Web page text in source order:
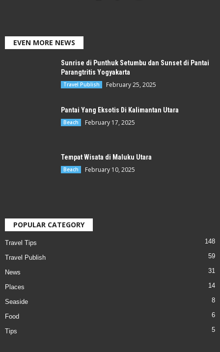
EVEN MORE NEWS
Sunrise di Punthuk Setumbu dan Sunset di Pantai
Parangtritis Yogyakarta
Travel Publish February 25, 2025
Pantai Yang Eksotis Di Kalimantan Utara
Beach February 17, 2025
Tempat Wisata di Maluku Utara
Beach February 10, 2025
POPULAR CATEGORY
Travel Tips 148
Travel Publish 59
News 31
Places 14
Seaside 8
Food 6
Tips 5